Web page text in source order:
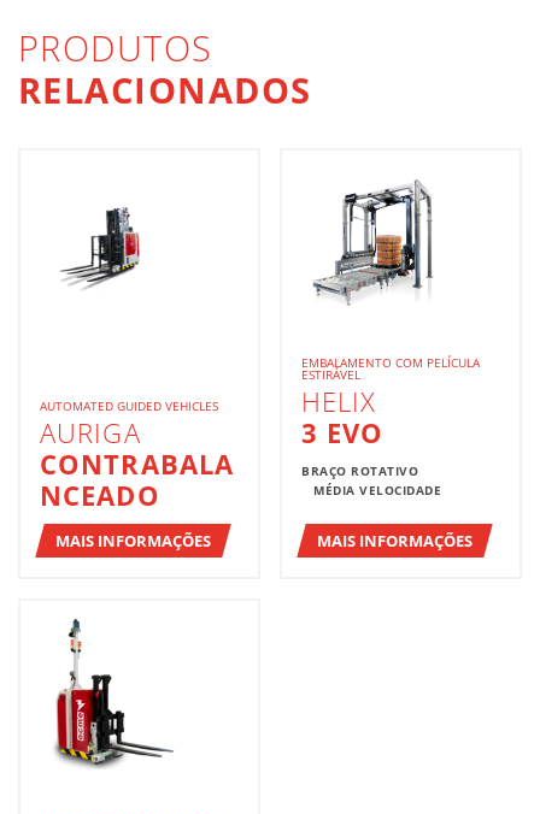
PRODUTOS
RELACIONADOS
AUTOMATED GUIDED VEHICLES
AURIGA
CONTRABALA
NCEADO
MAIS INFORMAÇÕES
EMBALAMENTO COM PELÍCULA
ESTIRÁVEL
HELIX
3 EVO
BRAÇO ROTATIVO
MÉDIA VELOCIDADE
MAIS INFORMAÇÕES